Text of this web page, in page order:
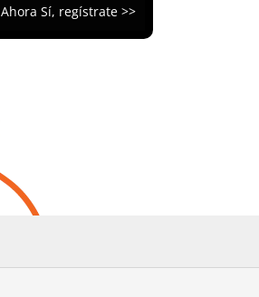
Ahora Sí, regístrate >>